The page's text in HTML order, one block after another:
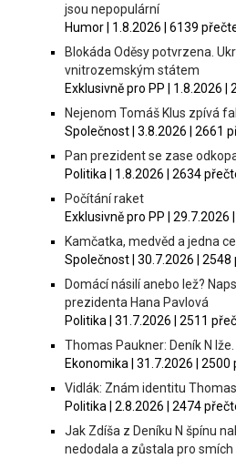
jsou nepopulární
Humor | 1.8.2026 | 6139
Blokáda Oděsy potvrzena.
vnitrozemským státem
Exklusivně pro PP | 1.8.2026 |
Nejenom Tomáš Klus zpívá
Společnost | 3.8.2026 | 2661
Pan prezident se zase
Politika | 1.8.2026 | 2634
Počítání raket
Exklusivně pro PP |
Kamčatka, medvěd a jedna
Společnost | 30.7.2026 |
Domácí násilí anebo lež?
prezidenta Hana Pavlová
Politika | 31.7.2026 | 2511
Thomas Paukner: Deník N
Ekonomika | 31.7.2026 | 2500
Vidlák: Znám identitu
Politika | 2.8.2026 | 2474
Jak Zdíša z Deníku N špínu
nedodala a zůstala pro smích